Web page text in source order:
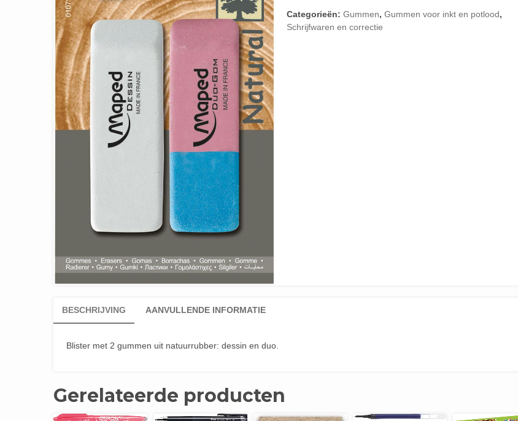
Categorieën: Gummen, Gummen voor inkt en potlood,
Schrijfwaren en correctie
BESCHRIJVING AANVULLENDE INFORMATIE
Blister met 2 gummen uit natuurrubber: dessin en duo.
Gerelateerde producten